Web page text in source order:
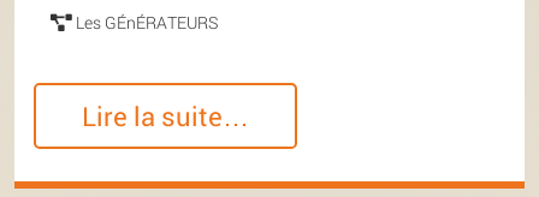
Les GÉnÉRATEURS
Lire la suite…